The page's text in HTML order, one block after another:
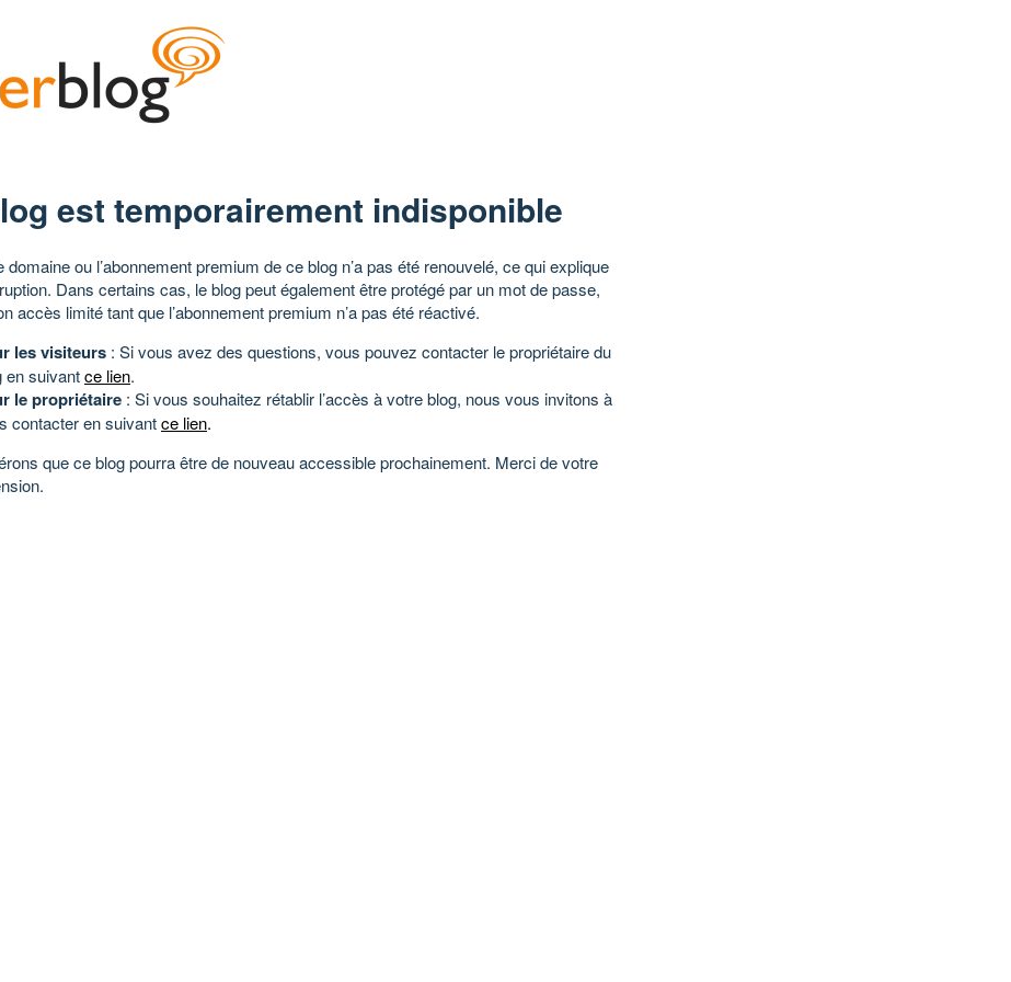
est temporairement indisponible
domaine ou l’abonnement premium de ce blog n’a pas été renouvelé, ce qui explique
Dans certains cas, le blog peut également être protégé par un mot de passe,
accès limité tant que l’abonnement premium n’a pas été réactivé.
les visiteurs : Si vous avez des questions, vous pouvez contacter le propriétaire du
en suivantce lien.
le propriétaire : Si vous souhaitez rétablir l’accès à votre blog, nous vous invitons à
contacter en suivantce lien.
que ce blog pourra être de nouveau accessible prochainement. Merci de votre